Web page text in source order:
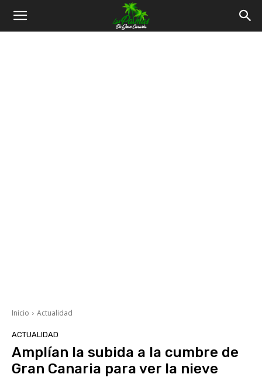
Inicio Actualidad
ACTUALIDAD
Amplían la subida a la cumbre de
Gran Canaria para ver la nieve